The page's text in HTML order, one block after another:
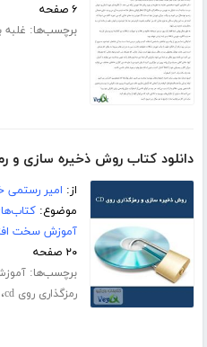
۶ صفحه
برچسب‌ها:
دانلود کتاب روش ذخیره سازی و
از: امیر رستمی
موضوع:
آموزش سخت
۲۰ صفحه
برچسب‌ها:
رمزگذاری روی cd